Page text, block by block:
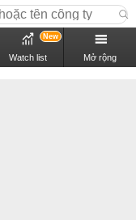
Watch list
New
Mở rộng